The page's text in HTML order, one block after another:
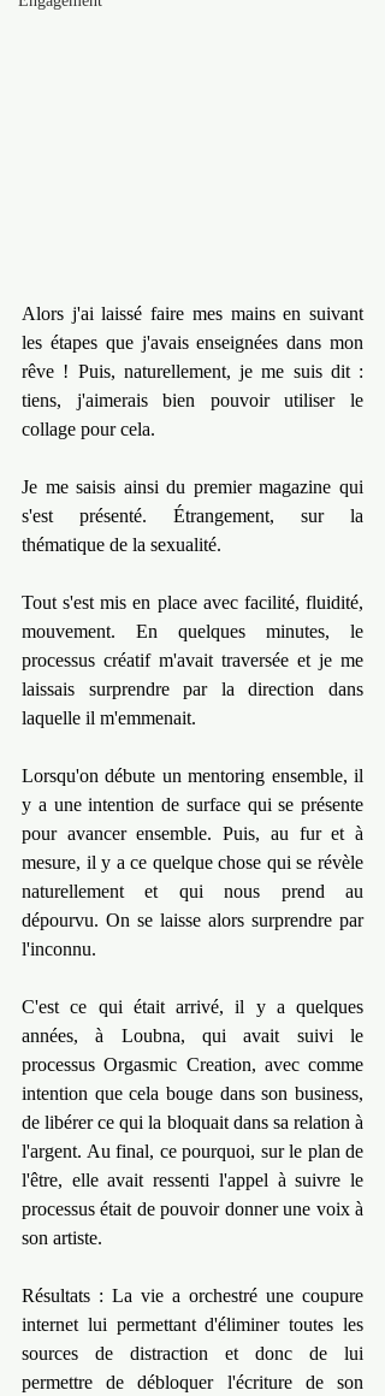
Alors j'ai laissé faire mes mains en suivant
les étapes que j'avais enseignées dans mon
rêve ! Puis, naturellement, je me suis dit :
tiens, j'aimerais bien pouvoir utiliser le
collage pour cela.
Je me saisis ainsi du premier magazine qui
s'est présenté. Étrangement, sur la
thématique de la sexualité.
Tout s'est mis en place avec facilité, fluidité,
mouvement. En quelques minutes, le
processus créatif m'avait traversée et je me
laissais surprendre par la direction dans
laquelle il m'emmenait.
Lorsqu'on débute un mentoring ensemble, il
y a une intention de surface qui se présente
pour avancer ensemble. Puis, au fur et à
mesure, il y a ce quelque chose qui se révèle
naturellement et qui nous prend au
dépourvu. On se laisse alors surprendre par
l'inconnu.
C'est ce qui était arrivé, il y a quelques
années, à Loubna, qui avait suivi le
processus Orgasmic Creation, avec comme
intention que cela bouge dans son business,
de libérer ce qui la bloquait dans sa relation à
l'argent. Au final, ce pourquoi, sur le plan de
l'être, elle avait ressenti l'appel à suivre le
processus était de pouvoir donner une voix à
son artiste.
Résultats : La vie a orchestré une coupure
internet lui permettant d'éliminer toutes les
sources de distraction et donc de lui
permettre de débloquer l'écriture de son